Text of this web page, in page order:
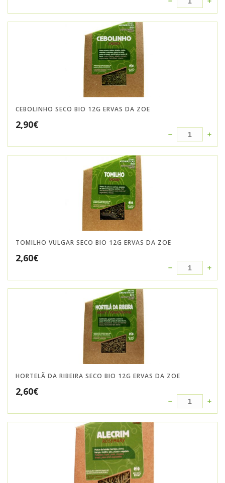
CEBOLINHO SECO BIO 12G ERVAS DA ZOE
2,90€
TOMILHO VULGAR SECO BIO 12G ERVAS DA ZOE
2,60€
HORTELÃ DA RIBEIRA SECO BIO 12G ERVAS DA ZOE
2,60€